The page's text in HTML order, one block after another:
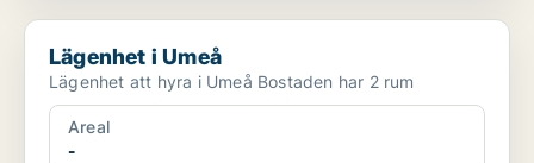
Lägenhet i Umeå
Lägenhet i Umeå
Lägenhet att hyra i Umeå Bostaden har 2 rum
Areal
-